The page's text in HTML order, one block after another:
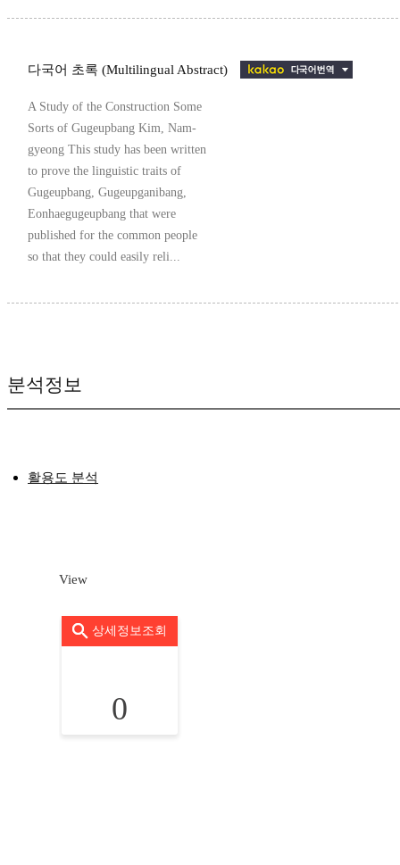
다국어 초록 (Multilingual Abstract)
A Study of the Construction Some
Sorts of Gugeupbang Kim, Nam-
gyeong This study has been written
to prove the linguistic traits of
Gugeupbang, Gugeupganibang,
Eonhaegugeupbang that were
published for the common people
so that they could easily reli...
분석정보
활용도 분석
View
상세정보조회
0